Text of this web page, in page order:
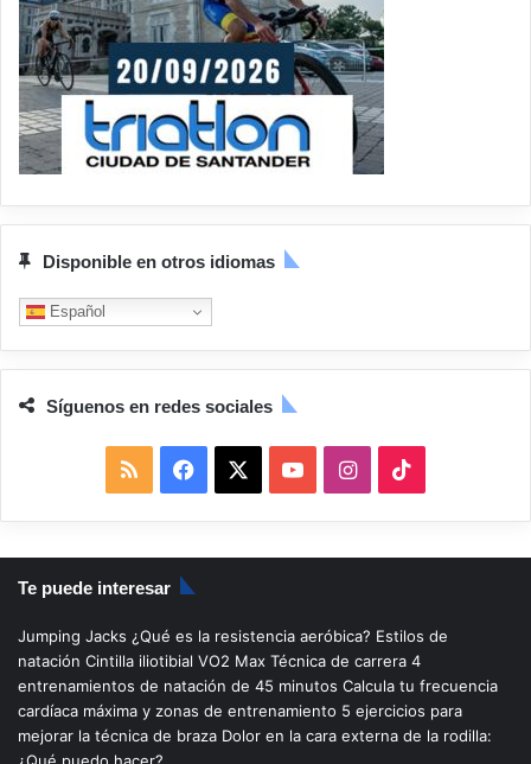
Disponible en otros idiomas
Español
Síguenos en redes sociales
S
S
a
c
b
o
o
u
u
b
I
n
s
a
g
i
k
o
k
Te puede interesar
Jumping Jacks ¿Qué es la resistencia aeróbica? Estilos de
natación Cintilla iliotibial VO2 Max Técnica de carrera 4
entrenamientos de natación de 45 minutos Calcula tu frecuencia
cardíaca máxima y zonas de entrenamiento 5 ejercicios para
mejorar la técnica de braza Dolor en la cara externa de la rodilla: